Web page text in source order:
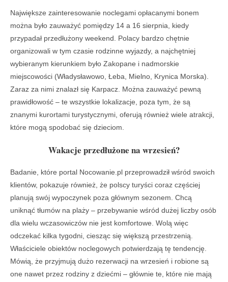
Największe zainteresowanie noclegami opłacanymi bonem
można było zauważyć pomiędzy 14 a 16 sierpnia, kiedy
przypadał przedłużony weekend. Polacy bardzo chętnie
organizowali w tym czasie rodzinne wyjazdy, a najchętniej
wybieranym kierunkiem było Zakopane i nadmorskie
miejscowości (Władysławowo, Łeba, Mielno, Krynica Morska).
Zaraz za nimi znalazł się Karpacz. Można zauważyć pewną
prawidłowość – te wszystkie lokalizacje, poza tym, że są
znanymi kurortami turystycznymi, oferują również wiele atrakcji,
które mogą spodobać się dzieciom.
Wakacje przedłużone na wrzesień?
Badanie, które portal Nocowanie.pl przeprowadził wśród swoich
klientów, pokazuje również, że polscy turyści coraz częściej
planują swój wypoczynek poza głównym sezonem. Chcą
uniknąć tłumów na plaży – przebywanie wśród dużej liczby osób
dla wielu wczasowiczów nie jest komfortowe. Wolą więc
odczekać kilka tygodni, ciesząc się większą przestrzenią.
Właściciele obiektów noclegowych potwierdzają tę tendencję.
Mówią, że przyjmują dużo rezerwacji na wrzesień i robione są
one nawet przez rodziny z dziećmi – głównie te, które nie mają